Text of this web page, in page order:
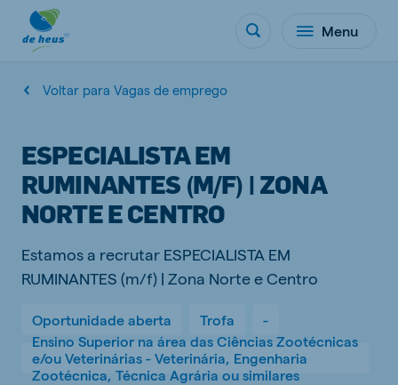
Menu
Voltar para Vagas de emprego
ESPECIALISTA EM
RUMINANTES (M/F) | ZONA
NORTE E CENTRO
Estamos a recrutar ESPECIALISTA EM
RUMINANTES (m/f) | Zona Norte e Centro
Oportunidade aberta Trofa
-
Ensino Superior na área das Ciências Zootécnicas
e/ou Veterinárias - Veterinária, Engenharia
Zootécnica, Técnica Agrária ou similares